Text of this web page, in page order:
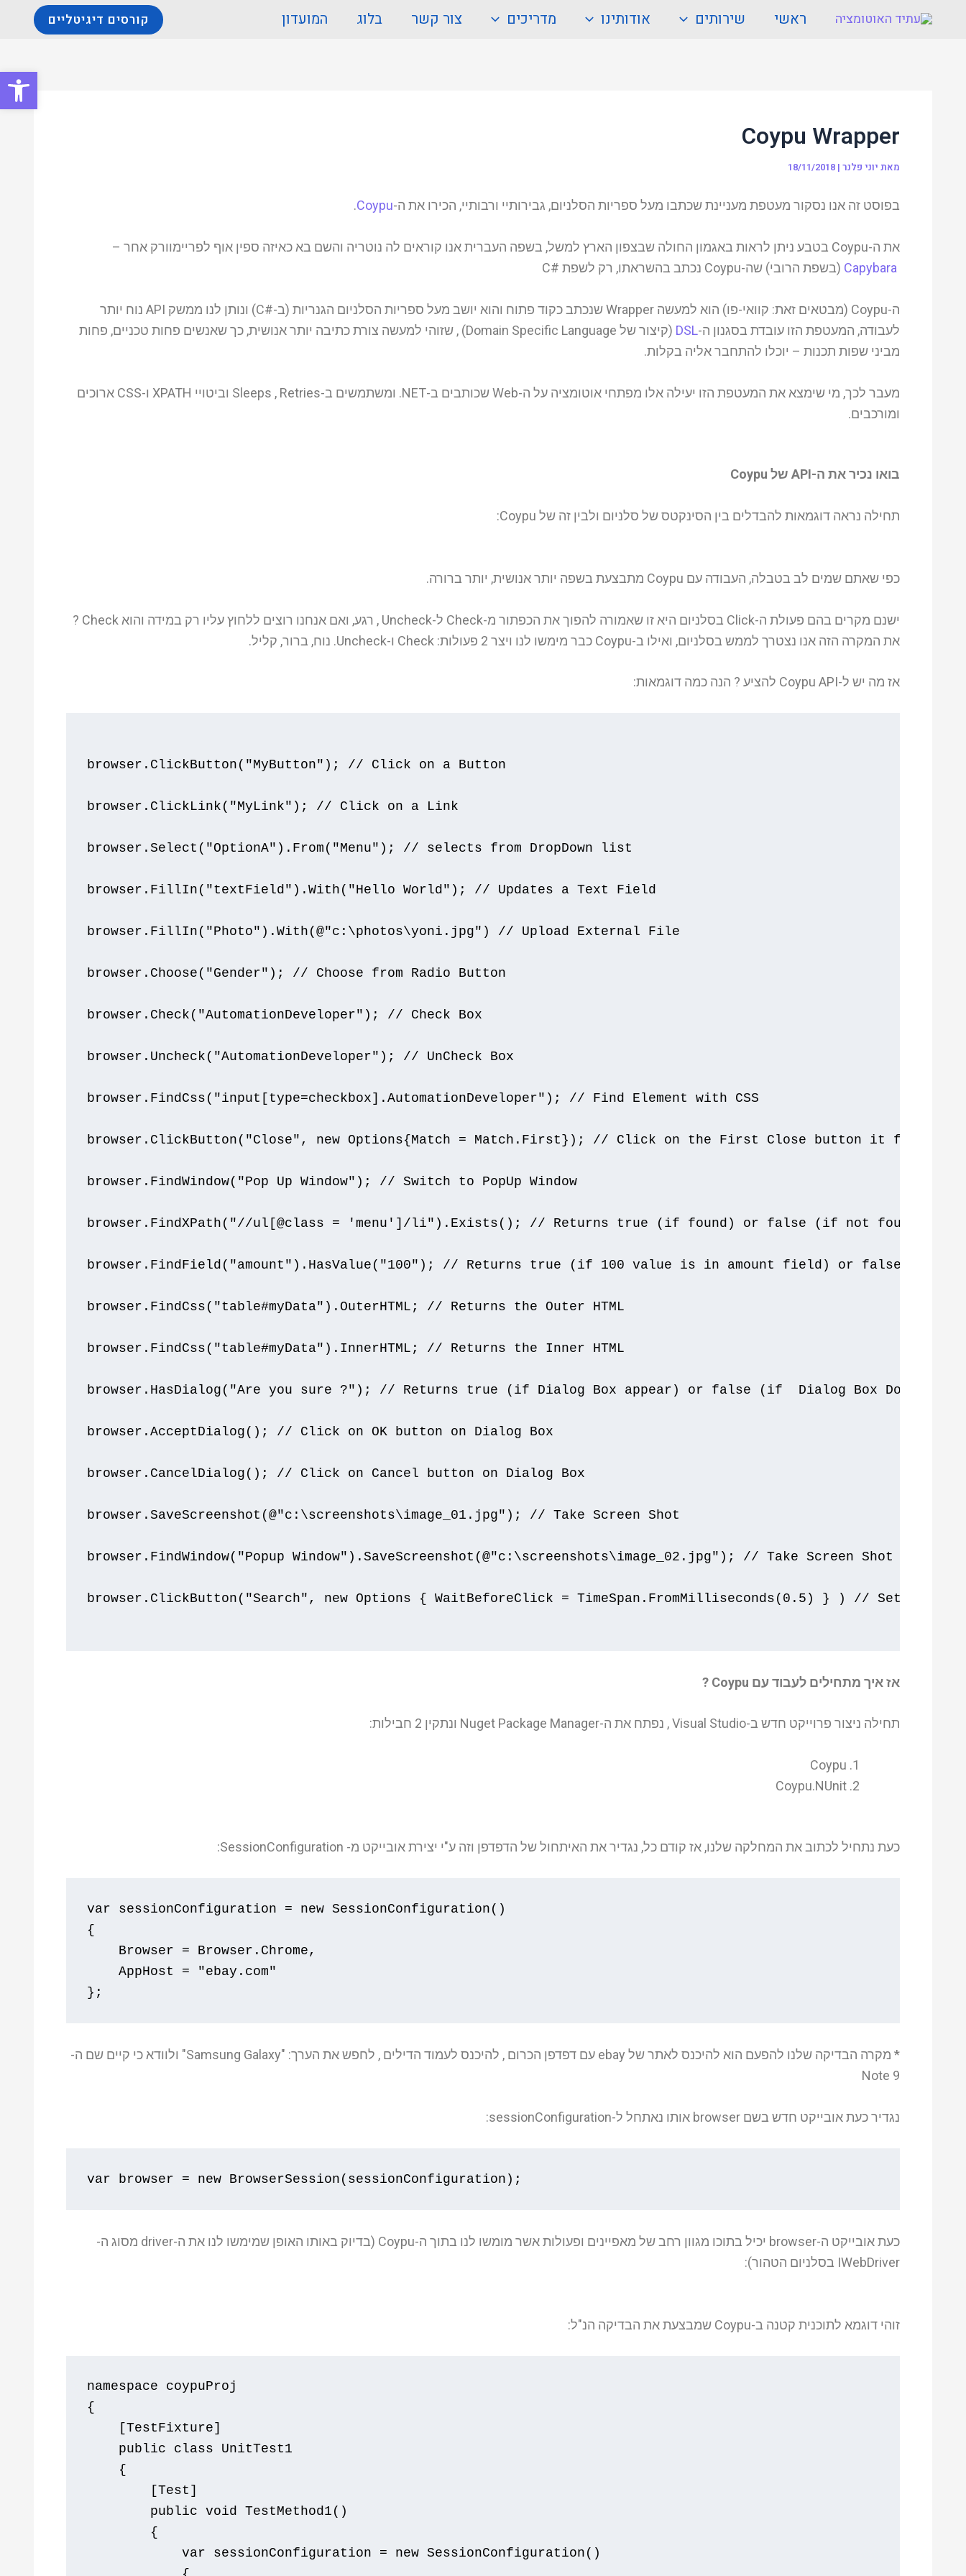
ראשי שירותים אודותינו מדריכים צור קשר בלוג המועדון קורסים דיגיטליים
Coypu Wrapper
מאת יוני פלנר |
18/11/2018
בפוסט זה אנו נסקור מעטפת מעניינת שכתבו מעל ספריות הסלניום, גבירותיי ורבותיי, הכירו את ה-Coypu
.
את ה-Coypu בטבע ניתן לראות באגמון החולה שבצפון הארץ למשל, בשפה העברית אנו קוראים לה נוטריה והשם בא כאיזה ספין אוף לפריימוורק אחר –
Capybara (בשפת הרובי) שה-Coypu נכתב בהשראתו, רק לשפת #C
ה-Coypu (מבטאים זאת: קוואי-פו) הוא למעשה Wrapper שנכתב כקוד פתוח והוא יושב מעל ספריות הסלניום הגנריות (ב-#C) ונותן לנו ממשק API נוח יותר
לעבודה, המעטפת הזו עובדת בסגנון ה-DSL
(קיצור של Domain Specific Language) , שזוהי למעשה צורת כתיבה יותר אנושית, כך שאנשים פחות טכניים, פחות
מביני שפות תכנות – יוכלו להתחבר אליה בקלות.
מעבר לכך, מי שימצא את המעטפת הזו יעילה אלו מפתחי אוטומציה על ה-Web שכותבים ב-NET. ומשתמשים ב-Sleeps , Retries וביטויי XPATH ו-CSS ארוכים
ומורכבים.
בואו נכיר את ה-API של Coypu
תחילה נראה דוגמאות להבדלים בין הסינקטס של סלניום ולבין זה של Coypu:
כפי שאתם שמים לב בטבלה, העבודה עם Coypu מתבצעת בשפה יותר אנושית, יותר ברורה.
ישנם מקרים בהם פעולת ה-Click בסלניום היא זו שאמורה להפוך את הכפתור מ-Check ל-Uncheck , רגע, ואם אנחנו רוצים ללחוץ עליו רק במידה והוא Check ?
את המקרה הזה אנו נצטרך לממש בסלניום, ואילו ב-Coypu כבר מימשו לנו ויצר 2 פעולות: Check ו-Uncheck. נוח, ברור, קליל.
אז מה יש ל-Coypu API להציע ? הנה כמה דוגמאות:
browser . ClickButton ( "MyButton" ); // Click on a Button
browser . ClickLink ( "MyLink" ); // Click on a Link
browser . Select ( "OptionA" ). From ( "Menu" ); // selects from DropDown list
browser . FillIn ( "textField" ). With ( "Hello World" ); // Updates a Text Field
browser . FillIn ( "Photo" ). With (@"c:\photos\yoni.jpg" ) // Upload External File
browser . Choose ( "Gender" ); // Choose from Radio Button
browser . Check ( "AutomationDeveloper" ); // Check Box
browser . Uncheck ( "AutomationDeveloper" ); // UnCheck Box
browser . FindCss ( "input[type=checkbox].AutomationDeveloper" ); // Find Element with CSS
browser . ClickButton ( "Close" , new Options{Match = Match . First}); // Click on the First Close button it finds
browser . FindWindow( "Pop Up Window" ); // Switch to PopUp Window
browser . FindXPath ( "//ul[@class = 'menu']/li" ). Exists (); // Returns true (if found) or false (if not found)
browser . FindField ( "amount" ). HasValue ( "100" ); // Returns true (if 100 value is in amount field) or false (if 100
browser . FindCss ( "table#myData" ). OuterHTML ; // Returns the Outer HTML
browser . FindCss ( "table#myData" ). InnerHTML ; // Returns the Inner HTML
browser . HasDialog ( "Are you sure ?" ); // Returns true (if Dialog Box appear) or false (if  Dialog Box Does not
browser . AcceptDialog (); // Click on OK button on Dialog Box
browser . CancelDialog (); // Click on Cancel button on Dialog Box
browser . SaveScreenshot (@"c:\screenshots\image_01.jpg" ); // Take Screen Shot
browser . FindWindow( "Popup Window" ). SaveScreenshot (@"c:\screenshots\image_02.jpg" ); // Take Screen Shot on new
browser . ClickButton ( "Search" , new Options { WaitBeforeClick = TimeSpan . FromMilliseconds ( 0.5 ) } ) // Setting
אז איך מתחילים לעבוד עם Coypu ?
תחילה ניצור פרוייקט חדש ב-Visual Studio , נפתח את ה-Nuget Package Manager ונתקין 2 חבילות:
Coypu
Coypu.NUnit
כעת נתחיל לכתוב את המחלקה שלנו, אז קודם כל, נגדיר את האיתחול של הדפדפן וזה ע"י יצירת אובייקט מ- SessionConfiguration:
var sessionConfiguration = new SessionConfiguration ()
{
Browser
= Browser . Chrome ,
AppHost
=
"ebay.com"
};
* מקרה הבדיקה שלנו להפעם הוא להיכנס לאתר של ebay עם דפדפן הכרום , להיכנס לעמוד הדילים , לחפש את הערך: "Samsung Galaxy" ולוודא כי קיים שם ה-
Note 9
נגדיר כעת אובייקט חדש בשם browser אותו נאתחל ל-sessionConfiguration:
var browser = new BrowserSession ( sessionConfiguration );
כעת אובייקט ה-browser יכיל בתוכו מגוון רחב של מאפיינים ופעולות אשר מומשו לנו בתוך ה-Coypu (בדיוק באותו האופן שמימשו לנו את ה-driver מסוג ה-
IWebDriver בסלניום הטהור):
זוהי דוגמא לתוכנית קטנה ב-Coypu שמבצעת את הבדיקה הנ"ל:
namespace
{
[TestFixture]
public
class
UnitTest1
{
[Test ]
public void TestMethod1 ()
{
var sessionConfiguration = new SessionConfiguration ()
Post
navigation
פתח